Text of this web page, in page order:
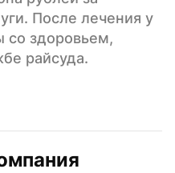
После лечения у
со здоровьем,
райсуда.